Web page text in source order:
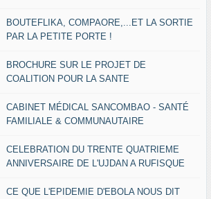
BOUTEFLIKA, COMPAORE,...ET LA SORTIE
PAR LA PETITE PORTE !
BROCHURE SUR LE PROJET DE
COALITION POUR LA SANTE
CABINET MÉDICAL SANCOMBAO - SANTÉ
FAMILIALE & COMMUNAUTAIRE
CELEBRATION DU TRENTE QUATRIEME
ANNIVERSAIRE DE L'UJDAN A RUFISQUE
CE QUE L'EPIDEMIE D'EBOLA NOUS DIT